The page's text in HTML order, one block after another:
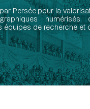
Persée pour la
numérisés
équipes de recherche et